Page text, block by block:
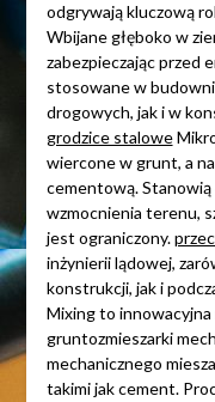
odgrywają kluczową
Wbijane głęboko w
zabezpieczając przed
stosowane w
drogowych, jak i w
grodzice stalowe
wiercone w grunt, a
cementową.
wzmocnienia terenu,
jest ograniczony.
inżynierii lądowej,
konstrukcji, jak i
Mixing to
gruntozmieszarki
mechanicznego
takimi jak cement.